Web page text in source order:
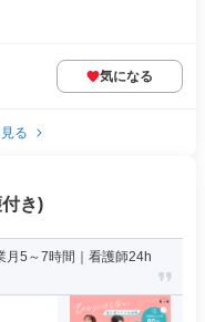
気になる
る
き)
月5～7時間｜看護師24h